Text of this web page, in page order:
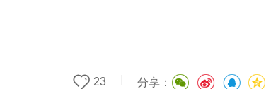
分享：
23